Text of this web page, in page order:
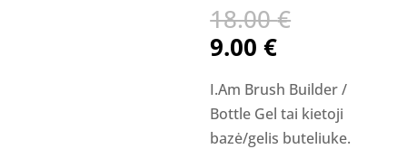
18.00€
18.00 €.
9.00€Current
is:
9.00 €.
I.Am Brush Builder /
Bottle Gel tai kietoji
bazė/gelis buteliuke.